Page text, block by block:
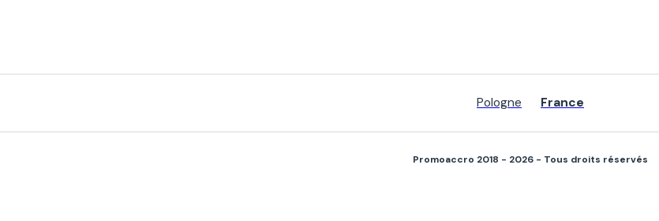
Pologne France
Promoaccro 2018 - 2026 - Tous droits réservés